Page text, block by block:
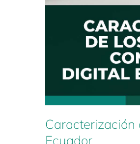
Caracterización
Ecuador